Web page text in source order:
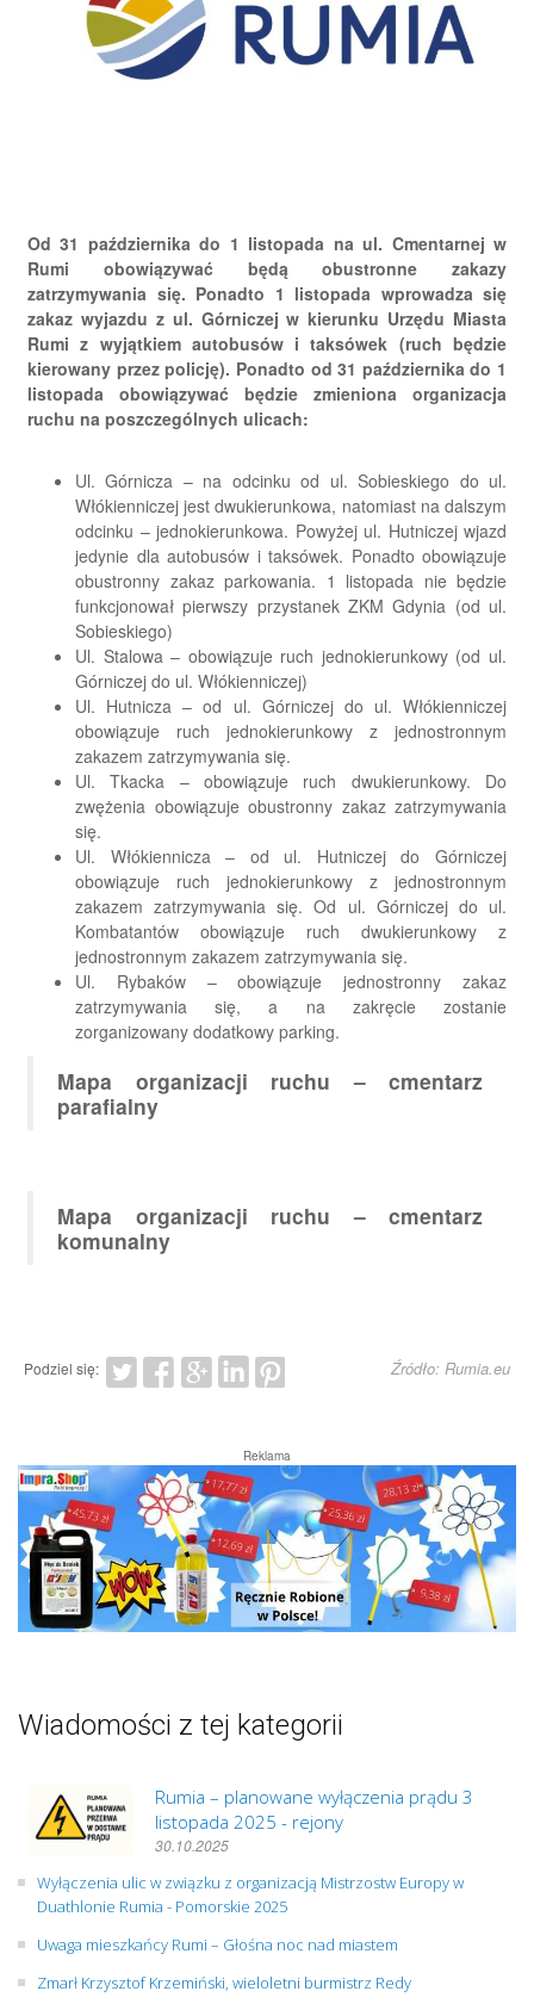
Od 31 października do 1 listopada na ul. Cmentarnej w
Rumi obowiązywać będą obustronne zakazy
zatrzymywania się. Ponadto 1 listopada wprowadza się
zakaz wyjazdu z ul. Górniczej w kierunku Urzędu Miasta
Rumi z wyjątkiem autobusów i taksówek (ruch będzie
kierowany przez policję). Ponadto od 31 października do 1
listopada obowiązywać będzie zmieniona organizacja
ruchu na poszczególnych ulicach:
Ul. Górnicza – na odcinku od ul. Sobieskiego do ul.
Włókienniczej jest dwukierunkowa, natomiast na dalszym
odcinku – jednokierunkowa. Powyżej ul. Hutniczej wjazd
jedynie dla autobusów i taksówek. Ponadto obowiązuje
obustronny zakaz parkowania. 1 listopada nie będzie
funkcjonował pierwszy przystanek ZKM Gdynia (od ul.
Sobieskiego)
Ul. Stalowa – obowiązuje ruch jednokierunkowy (od ul.
Górniczej do ul. Włókienniczej)
Ul. Hutnicza – od ul. Górniczej do ul. Włókienniczej
obowiązuje ruch jednokierunkowy z jednostronnym
zakazem zatrzymywania się.
Ul. Tkacka – obowiązuje ruch dwukierunkowy. Do
zwężenia obowiązuje obustronny zakaz zatrzymywania
się.
Ul. Włókiennicza – od ul. Hutniczej do Górniczej
obowiązuje ruch jednokierunkowy z jednostronnym
zakazem zatrzymywania się. Od ul. Górniczej do ul.
Kombatantów obowiązuje ruch dwukierunkowy z
jednostronnym zakazem zatrzymywania się.
Ul. Rybaków – obowiązuje jednostronny zakaz
zatrzymywania się, a na zakręcie zostanie
zorganizowany dodatkowy parking.
Mapa organizacji ruchu – cmentarz
parafialny
Mapa organizacji ruchu – cmentarz
komunalny
Podziel się: Źródło: Rumia.eu
Reklama
Wiadomości z tej kategorii
Rumia – planowane wyłączenia prądu 3
listopada 2025 - rejony
30.10.2025
Wyłączenia ulic w związku z organizacją Mistrzostw Europy w
Duathlonie Rumia - Pomorskie 2025
Uwaga mieszkańcy Rumi – Głośna noc nad miastem
Zmarł Krzysztof Krzemiński, wieloletni burmistrz Redy